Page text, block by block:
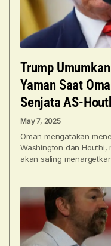
Trump
Yaman Saat
Senjata AS-
May 7, 2025
Oman mengatakan
Washington dan
akan saling